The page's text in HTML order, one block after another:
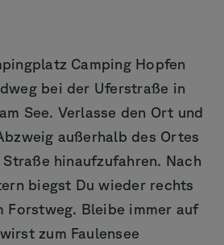
Camping Hopfen
bei der Uferstraße in
See. Verlasse den Ort und
außerhalb des Ortes
hinaufzufahren. Nach
biegst Du wieder rechts
Forstweg. Bleibe immer auf
zum Faulensee